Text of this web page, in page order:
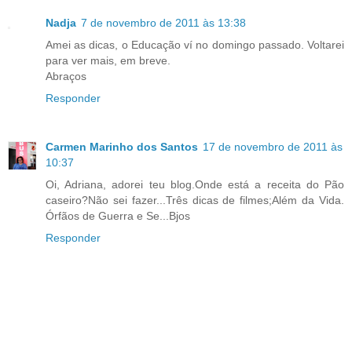
Nadja 7 de novembro de 2011 às 13:38
Amei as dicas, o Educação ví no domingo passado. Voltarei
para ver mais, em breve.
Abraços
Responder
Carmen Marinho dos Santos 17 de novembro de 2011 às
10:37
Oi, Adriana, adorei teu blog.Onde está a receita do Pão
caseiro?Não sei fazer...Três dicas de filmes;Além da Vida.
Órfãos de Guerra e Se...Bjos
Responder